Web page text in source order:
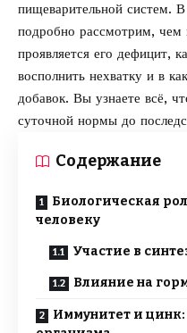
пищеварительной систем.
подробно рассмотрим, чем
проявляется его дефицит,
восполнить нехватку и в
добавок. Вы узнаете всё,
суточной нормы до
Содержание
Биологическая
человеку
Участие в
Влияние на
Иммунитет и цинк: